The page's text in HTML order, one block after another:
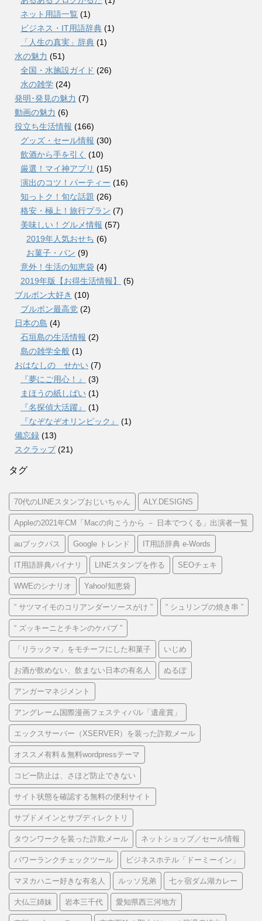
ネット用語一覧 (1)
ビジネス・IT用語辞典 (1)
「人生の真実」辞典 (1)
水の魅力 (51)
全国・水施設ガイド (26)
水の雑学 (24)
発明･発見の魅力 (7)
動画の魅力 (6)
役立ち生活情報 (166)
グッズ・セール情報 (30)
飲酒から手を引く (10)
厳選！マイ神アプリ (15)
演出のコツ！パーティー (16)
知っトク！旬な話題 (26)
格安・極上！旅行プラン (7)
美味しい！グルメ情報 (57)
2019年人気おせち (6)
お菓子・パン (9)
意外！生活の知恵袋 (4)
2019年版【お得生活情報】
(5)
ブルボン大好き (10)
ブルボン最高党 (2)
日本の島 (4)
石垣島の生活情報 (2)
島の雑学全般 (1)
おはなしの せかい (7)
『夢にご用心！』
(3)
まほうの紙しばい (1)
『名探偵大活躍』
(1)
『なぞなぞオリンピック』
(1)
備忘録 (13)
スクラップ(21)
タグ
70代のLINEスタンプおじいちゃん ALY.DESIGNS
Appleの2021年CM「Macの向こうから － 日本でつくる」出演者一覧
auブックパス Google トレンド IT用語辞典 e-Words
IT用語辞典バイナリ LINEスタンプを作る SEOチェキ
WWEのシナリオ Yahoo!知恵袋
“ サツマイモのコリアンダーソースがけ ” “ シュリンプの焼き串 ”
“ ズッキーニとチキンのケバブ ”
「リラックマ」をモチーフにした和菓子 いじめ
お酒が飲めない、飲まない日本の有名人 ぬるぽ
アンガーマネジメント
アングレーム国際漫画フェスティバル「遺産賞」
エックスサーバー（XSERVER）を装った詐欺メール
オススメ有料＆無料wordpressテーマ
コピー防止は、さほど防止できない
サイト状態を確認する無料の便利サイト
サブドメインとサブディレクトリ
タウンワークを装った詐欺メール ネットショップ／セール情報
パワーランクチェックツール ビジネスホテル「ドーミーイン」
マヌカハニー好きな有名人 ルッソ兄弟 七ヶ宿ダム湖カレー
大仏三姉妹 岩本三千代 愛知県西三河地方